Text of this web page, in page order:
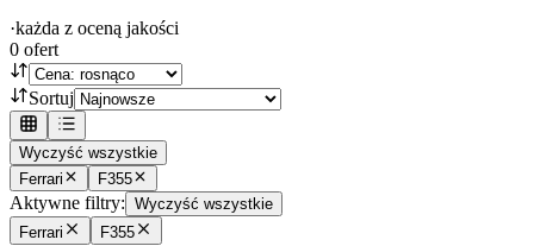
·każda z oceną jakości
0 ofert
Sortuj
Wyczyść wszystkie
Ferrari
F355
Aktywne filtry: Wyczyść wszystkie
Ferrari
F355